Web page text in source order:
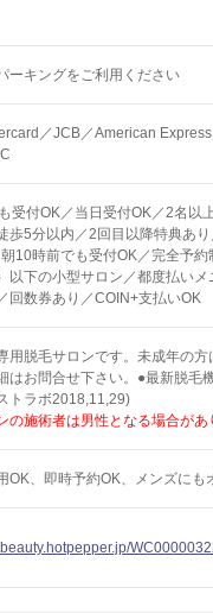
ーキングをご利用ください
／JCB／American
受付OK／当日受付OK／2名以
歩5分以内／2回目以降特典あ
10時前でも受付OK／完全予約
以下の小型サロン／都度払いメ
回数券あり／COIN+支払いOK
用脱毛サロンです。未成年の
はお問合せ下さい。●最新脱毛
トラボ2018,11,29)
施術者は男性となる場合があ
OK 即時予約OK メンズにも